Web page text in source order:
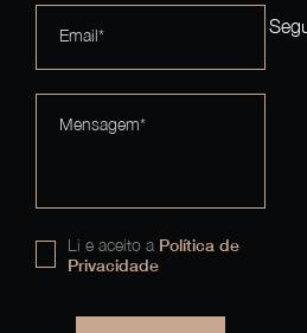
Email*
Mensagem*
Li e aceito a Política de
Privacidade